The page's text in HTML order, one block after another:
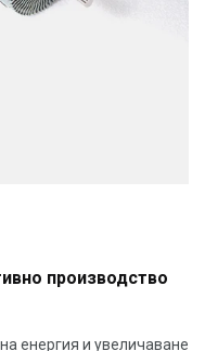
производство
енергия и увеличаване